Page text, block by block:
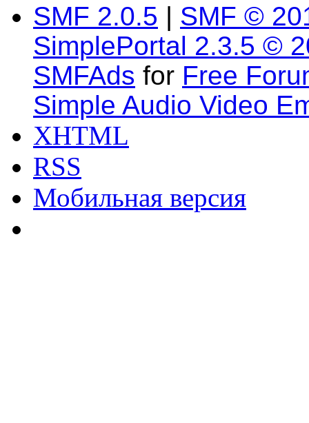
SMF 2.0.5 | SMF ©
SimplePortal 2.3.5 ©
SMFAds for Free
Simple Audio Video
XHTML
RSS
Мобильная версия